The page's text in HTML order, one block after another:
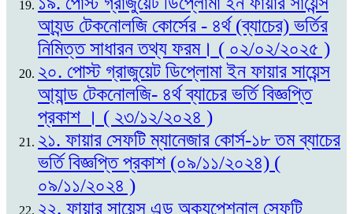
আ্যন্ড টেকনোলজি কোর্সের - ৪র্থ (ব্যাচের) ভর্তির
নিমিত্ত সাধারন তথ্য ফরম। ( ০২/০২/২০২৫ )
২০. পোস্ট গ্রাজুয়েট ডিপ্লোমা ইন ফায়ার সায়েন্স
আ্যান্ড টেকনোলজি- ৪র্থ ব্যাচের ভর্তি বিজ্ঞপ্তি
প্রকাশ । ( ২৩/১২/২০২৪ )
২১. ফায়ার সেফটি ম্যানেজার কোর্স-১৮ তম ব্যাচের
ভর্তি বিজ্ঞপ্তি প্রকাশ (০৯/১১/২০২৪) (
০৯/১১/২০২৪ )
২২. ফায়ার সায়েন্স এন্ড অক্যুপেশনাল সেফটি